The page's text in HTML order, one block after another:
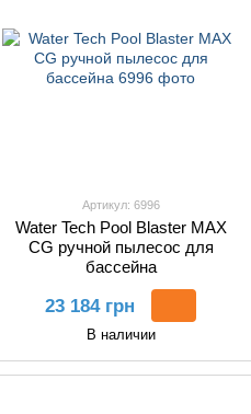
Артикул: 6996
Water Tech Pool Blaster MAX
CG ручной пылесос для
бассейна
23 184 грн
В наличии